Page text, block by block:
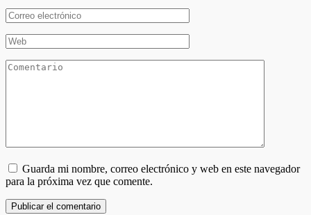
Correo
electrónico
*Web
Comentario
Guarda mi nombre, correo electrónico y web en este navegador
para la próxima vez que comente.